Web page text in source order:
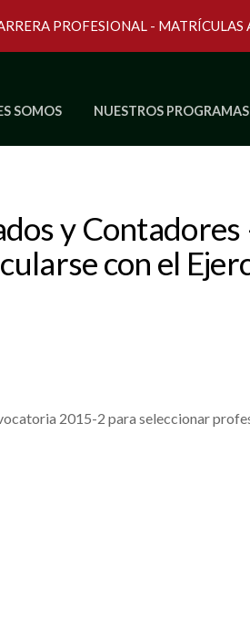
SOMOS NUESTROS PROGRAMAS
y Contadores
con el
2015-2 para seleccionar
PROFESIONAL - MATRÍCULAS